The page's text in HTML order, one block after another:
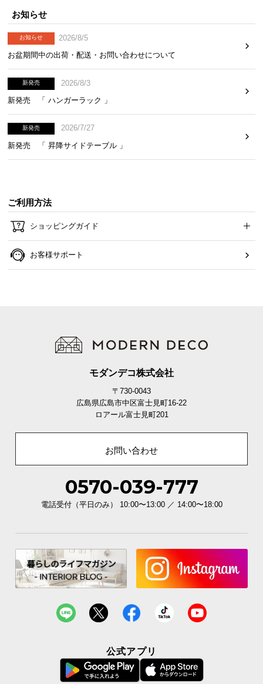
お知らせ
お知らせ
2026/8/5
お盆期間中の出荷・配送・お問い合わせについて
新発売
2026/8/3
新発売 「 ハンガーラック 」
新発売
2026/7/27
新発売 「 昇降サイドテーブル 」
ご利用方法
ショッピングガイド
お客様サポート
モダンデコ株式会社
〒730-0043
広島県広島市中区富士見町16-22
ロアール富士見町201
お問い合わせ
0570-039-777
電話受付（平日のみ） 10:00〜13:00 ／ 14:00〜18:00
公式アプリ